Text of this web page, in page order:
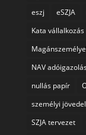
eszj
eSZJA
Kata vállalkozás
NAV adóigazolás
nullás papír
személyi
SZJA tervezet